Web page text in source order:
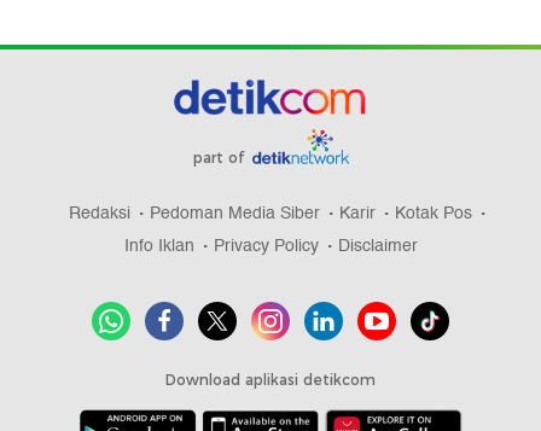
part of
Redaksi Pedoman Media Siber Karir
Kotak Pos
Info Iklan
Privacy Policy Disclaimer
Download aplikasi detikcom